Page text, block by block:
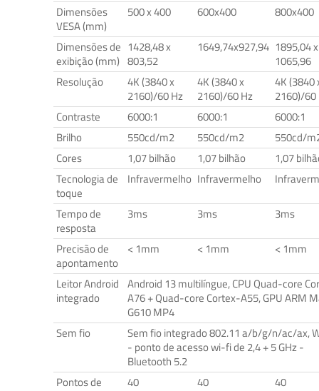
Dimensões
VESA (mm)
500 x 400 600x400 800x400
Dimensões de
exibição (mm)
1428,48 x
803,52
1649,74x927,94 1895,04 x
1065,96
Resolução
4K (3840 x
2160)/60 Hz
4K (3840 x
2160)/60 Hz
4K (3840
2160)/60
Contraste
6000:1 6000:1
6000:1
Brilho
550cd/m2 550cd/m2
550cd/
Cores
1,07 bilhão 1,07 bilhão
1,07
Tecnologia de
toque
Infravermelho Infravermelho
Tempo de
resposta
3ms 3ms 3ms
Precisão de
apontamento
< 1mm < 1mm < 1mm
Leitor Android
integrado
Android 13 multilíngue, CPU Quad-core
A76 + Quad-core Cortex-A55, GPU ARM
G610 MP4
Sem fio
Sem fio integrado 802.11 a/b/g/n/ac/ax,
- ponto de acesso wi-fi de 2,4 + 5 GHz -
Bluetooth 5.2
Pontos de
40 40 40